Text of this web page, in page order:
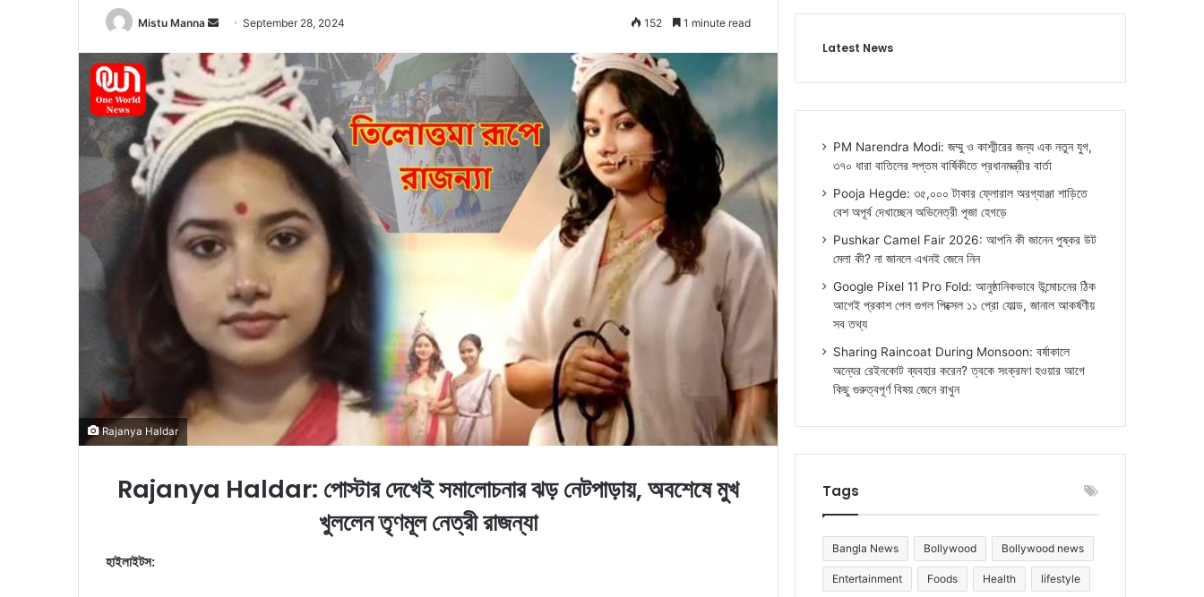
Mistu Manna
a
n
e
i
l
September 28, 2024 152 1 minute read
Rajanya Haldar
Rajanya Haldar: পোস্টার দেখেই সমালোচনার ঝড় নেটপাড়ায়, অবশেষে মুখ
খুললেন তৃণমূল নেত্রী রাজন্যা
হাইলাইটস:
Latest News
PM Narendra Modi: জম্মু ও কাশ্মীরের জন্য এক নতুন যুগ,
৩৭০ ধারা বাতিলের সপ্তম বার্ষিকীতে প্রধানমন্ত্রীর বার্তা
Pooja Hegde: ৩৫,০০০ টাকার ফ্লোরাল অরগ্যাঞ্জা শাড়িতে
বেশ অপূর্ব দেখাচ্ছেন অভিনেত্রী পূজা হেগড়ে
Pushkar Camel Fair 2026: আপনি কী জানেন পুষ্কর উট
মেলা কী? না জানলে এখনই জেনে নিন
Google Pixel 11 Pro Fold: আনুষ্ঠানিকভাবে উন্মোচনের ঠিক
আগেই প্রকাশ পেল গুগল পিক্সেল ১১ প্রো ফোল্ড, জানাল আকর্ষণীয়
সব তথ্য
Sharing Raincoat During Monsoon: বর্ষাকালে
অন্যের রেইনকোট ব্যবহার করেন? ত্বকে সংক্রমণ হওয়ার আগে
কিছু গুরুত্বপূর্ণ বিষয় জেনে রাখুন
Tags
Bangla News Bollywood Bollywood news
Entertainment Foods Health lifestyle